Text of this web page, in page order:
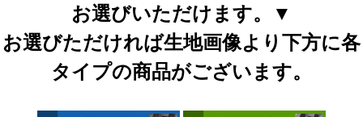
お選びいただけます。▼
お選びただければ生地画像より下方に各
タイプの商品がございます。